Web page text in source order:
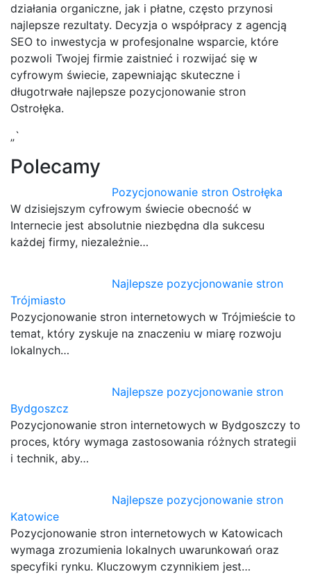
działania organiczne, jak i płatne, często przynosi
najlepsze rezultaty. Decyzja o współpracy z agencją
SEO to inwestycja w profesjonalne wsparcie, które
pozwoli Twojej firmie zaistnieć i rozwijać się w
cyfrowym świecie, zapewniając skuteczne i
długotrwałe najlepsze pozycjonowanie stron
Ostrołęka.
„`
Polecamy
Pozycjonowanie stron Ostrołęka
W dzisiejszym cyfrowym świecie obecność w
Internecie jest absolutnie niezbędna dla sukcesu
każdej firmy, niezależnie…
Najlepsze pozycjonowanie stron
Trójmiasto
Pozycjonowanie stron internetowych w Trójmieście to
temat, który zyskuje na znaczeniu w miarę rozwoju
lokalnych…
Najlepsze pozycjonowanie stron
Bydgoszcz
Pozycjonowanie stron internetowych w Bydgoszczy to
proces, który wymaga zastosowania różnych strategii
i technik, aby…
Najlepsze pozycjonowanie stron
Katowice
Pozycjonowanie stron internetowych w Katowicach
wymaga zrozumienia lokalnych uwarunkowań oraz
specyfiki rynku. Kluczowym czynnikiem jest…